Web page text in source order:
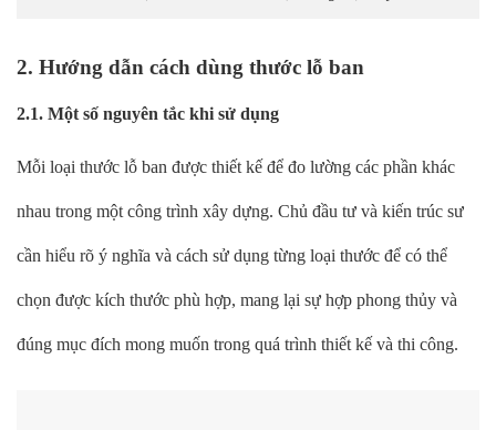
2. Hướng dẫn cách dùng thước lỗ ban
2.1. Một số nguyên tắc khi sử dụng
Mỗi loại thước lỗ ban được thiết kế để đo lường các phần khác
nhau trong một công trình xây dựng. Chủ đầu tư và kiến trúc sư
cần hiểu rõ ý nghĩa và cách sử dụng từng loại thước để có thể
chọn được kích thước phù hợp, mang lại sự hợp phong thủy và
đúng mục đích mong muốn trong quá trình thiết kế và thi công.